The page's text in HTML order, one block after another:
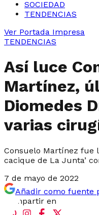
SOCIEDAD
TENDENCIAS
Ver Portada Impresa
TENDENCIAS
Así luce
Martínez,
Diomedes
varias
Consuelo Martínez fue
cacique de La Junta’
7 de mayo de 2022
Añadir como fuente
Compartir en